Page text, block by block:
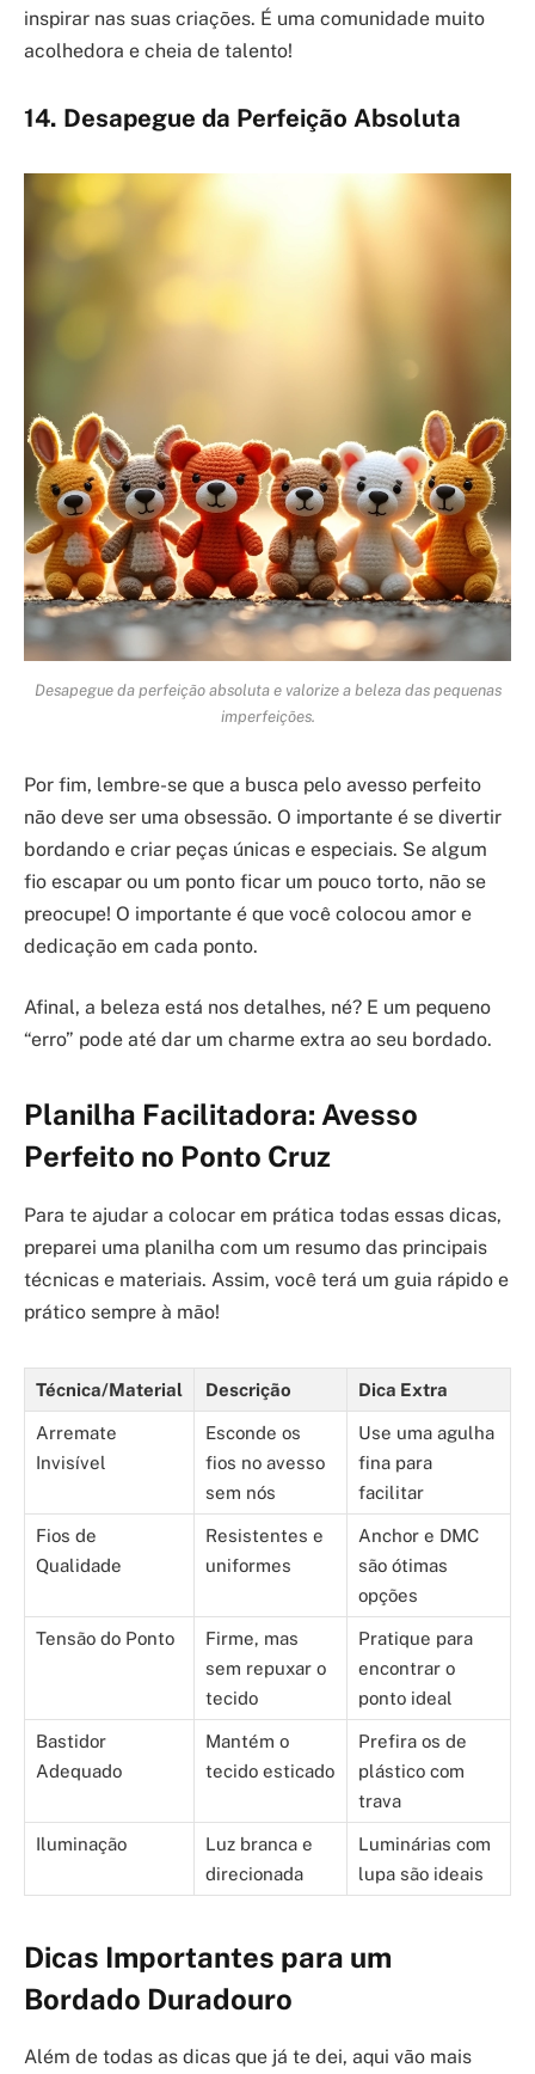
inspirar nas suas criações. É uma comunidade muito
acolhedora e cheia de talento!
14. Desapegue da Perfeição Absoluta
Desapegue da perfeição absoluta e valorize a beleza das pequenas
imperfeições.
Por fim, lembre-se que a busca pelo avesso perfeito
não deve ser uma obsessão. O importante é se divertir
bordando e criar peças únicas e especiais. Se algum
fio escapar ou um ponto ficar um pouco torto, não se
preocupe! O importante é que você colocou amor e
dedicação em cada ponto.
Afinal, a beleza está nos detalhes, né? E um pequeno
“erro” pode até dar um charme extra ao seu bordado.
Planilha Facilitadora: Avesso
Perfeito no Ponto Cruz
Para te ajudar a colocar em prática todas essas dicas,
preparei uma planilha com um resumo das principais
técnicas e materiais. Assim, você terá um guia rápido e
prático sempre à mão!
Técnica/Material Descrição Dica Extra
Arremate
Invisível
Esconde os
fios no avesso
sem nós
Use uma agulha
fina para
facilitar
Fios de
Qualidade
Resistentes e
uniformes
Anchor e DMC
são ótimas
opções
Tensão do Ponto
Firme, mas
sem repuxar o
tecido
Pratique para
encontrar o
ponto ideal
Bastidor
Adequado
Mantém o
tecido esticado
Prefira os de
plástico com
trava
Iluminação
Luz branca e
direcionada
Luminárias com
lupa são ideais
Dicas Importantes para um
Bordado Duradouro
Além de todas as dicas que já te dei, aqui vão mais